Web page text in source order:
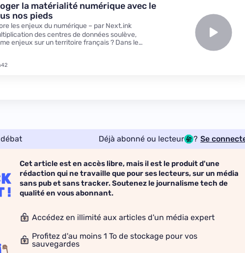
la matérialité numérique avec le
nos pieds
les enjeux du numérique – par Next.ink
des centres de données soulève,
enjeux sur un territoire français ? Dans le
Le Nuage était sous nos pieds, qui abordent la
Déjà abonné ou lecteur ? Se
Cet article est en accès libre, mais il est le produit d'une
rédaction qui ne travaille que pour ses lecteurs, sur un média
sans pub et sans tracker. Soutenez le journalisme tech de
qualité en vous abonnant.
Accédez en illimité aux articles d'un média expert
Profitez d'au moins 1 To de stockage pour vos
sauvegardes